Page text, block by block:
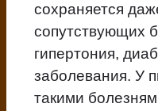
сохраняется
сопутствующих
гипертония,
заболевания. У
такими